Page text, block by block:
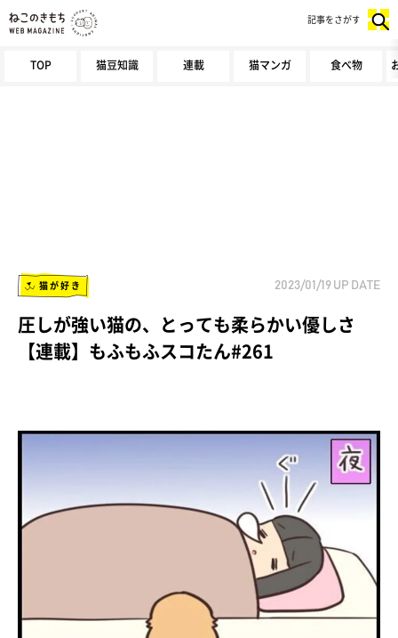
TOP 猫豆知識 連載 猫マンガ 食べ物
記事をさがす
猫が好き 2023/01/19 UP DATE
圧しが強い猫の、とっても柔らかい優しさ
【連載】もふもふスコたん#261